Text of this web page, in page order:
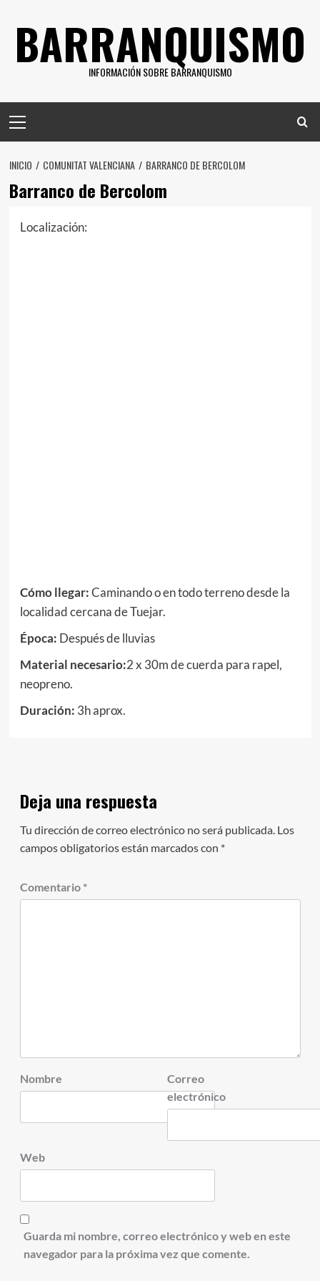
contenido
BARRANQUISMO
INFORMACIÓN SOBRE BARRANQUISMO
principal
INICIO COMUNITAT VALENCIANA BARRANCO DE BERCOLOM
Barranco de Bercolom
Localización:
Cómo llegar:Caminando o en todo terreno desde la
localidad cercana de Tuejar.
Época: Después de lluvias
Material necesario:2 x 30m de cuerda para rapel,
neopreno.
Duración: 3h aprox.
Deja una respuesta
Tu dirección de correo electrónico no será publicada. Los
campos obligatorios están marcados con *
Comentario *
Nombre
Correo
electrónico
Web
Guarda mi nombre, correo electrónico y web en este
navegador para la próxima vez que comente.